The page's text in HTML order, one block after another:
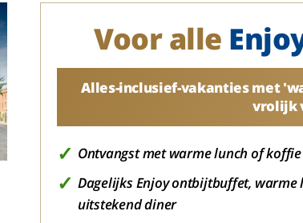
Voor alle
Alles-inclusief-vakanties met
vrolijk
Ontvangst met warme lunch of
Dagelijks Enjoy ontbijtbuffet, warme
uitstekend diner